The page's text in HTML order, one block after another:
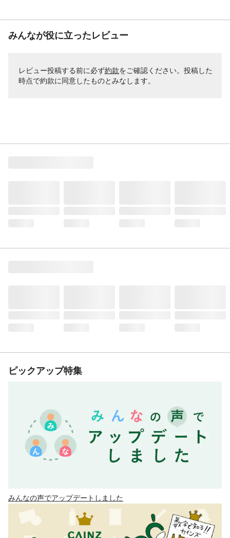
みんなが役に立ったレビュー
レビュー投稿する前に必ず約款をご確認ください。投稿した
時点で約款に同意したものとみなします。
ピックアップ特集
みんなの声でアップデートしました